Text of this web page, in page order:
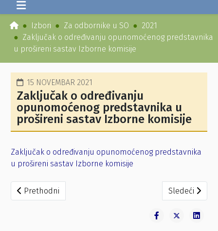
Izbori Za odbornike u SO
2021
Zaključak o određivanju opunomoćenog predstavnika
u prošireni sastav Izborne komisije
15 NOVEMBAR 2021
Zaključak o određivanju
opunomoćenog predstavnika u
prošireni sastav Izborne komisije
Zaključak o određivanju opunomoćenog predstavnika
u prošireni sastav Izborne komisije
Prethodni članak: Zbirna izborna lista
Prethodni Sledeći
Sledeći